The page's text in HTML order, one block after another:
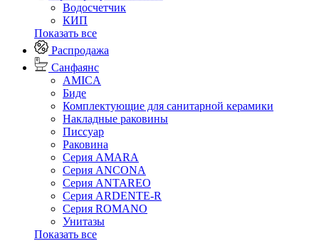
Водосчетчик
КИП
Показать все
Распродажа
Санфаянс
AMICA
Биде
Комплектующие для санитарной керамики
Накладные раковины
Писсуар
Раковина
Серия AMARA
Серия ANCONA
Серия ANTAREO
Серия ARDENTE-R
Серия ROMANO
Унитазы
Показать все